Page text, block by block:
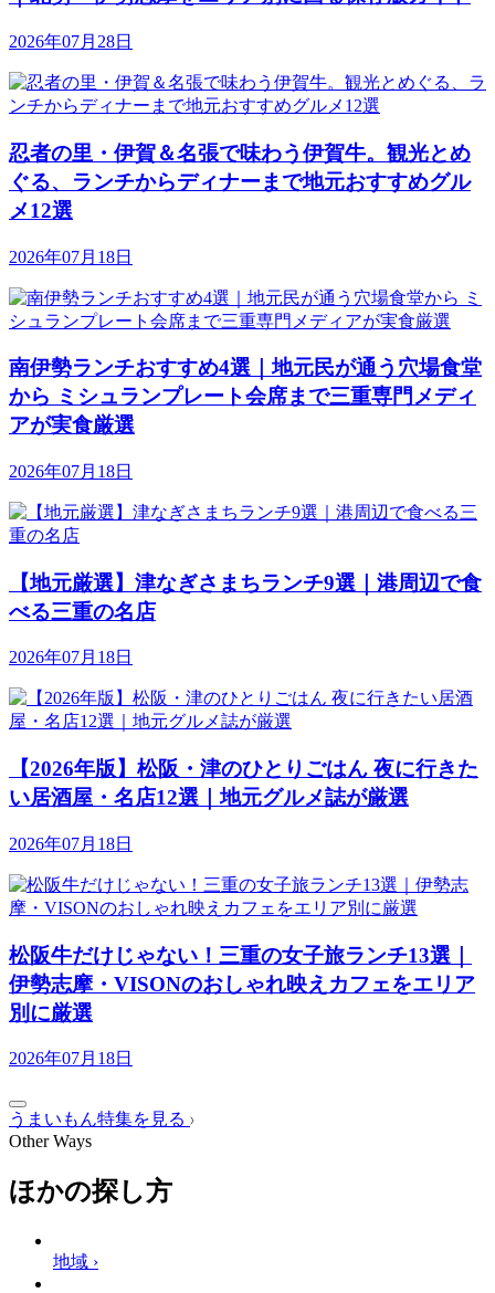
2026年07月28日
忍者の里・伊賀＆名張で味わう伊賀牛。観光とめ
ぐる、ランチからディナーまで地元おすすめグル
メ12選
2026年07月18日
南伊勢ランチおすすめ4選｜地元民が通う穴場食堂
から ミシュランプレート会席まで三重専門メディ
アが実食厳選
2026年07月18日
【地元厳選】津なぎさまちランチ9選｜港周辺で食
べる三重の名店
2026年07月18日
【2026年版】松阪・津のひとりごはん 夜に行きた
い居酒屋・名店12選｜地元グルメ誌が厳選
2026年07月18日
松阪牛だけじゃない！三重の女子旅ランチ13選｜
伊勢志摩・VISONのおしゃれ映えカフェをエリア
別に厳選
2026年07月18日
うまいもん特集を見る
Other Ways
ほかの探し方
地域 ›